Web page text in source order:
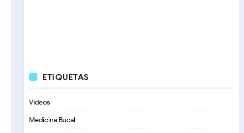
ETIQUETAS
Videos
Medicina Bucal